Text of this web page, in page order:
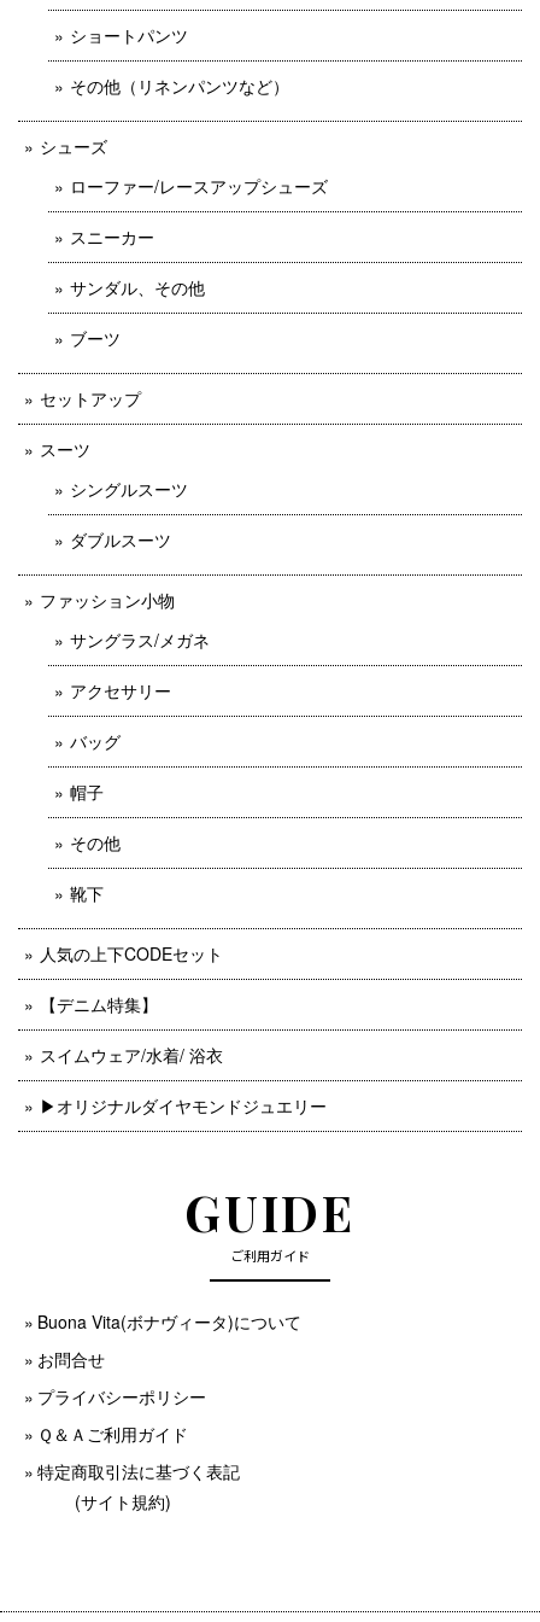
ショートパンツ
その他（リネンパンツなど）
シューズ
ローファー/レースアップシューズ
スニーカー
サンダル、その他
ブーツ
セットアップ
スーツ
シングルスーツ
ダブルスーツ
ファッション小物
サングラス/メガネ
アクセサリー
バッグ
帽子
その他
靴下
人気の上下CODEセット
【デニム特集】
スイムウェア/水着/ 浴衣
▶︎オリジナルダイヤモンドジュエリー
GUIDE
ご利用ガイド
Buona Vita(ボナヴィータ)について
お問合せ
プライバシーポリシー
Ｑ＆Ａご利用ガイド
特定商取引法に基づく表記
(サイト規約)